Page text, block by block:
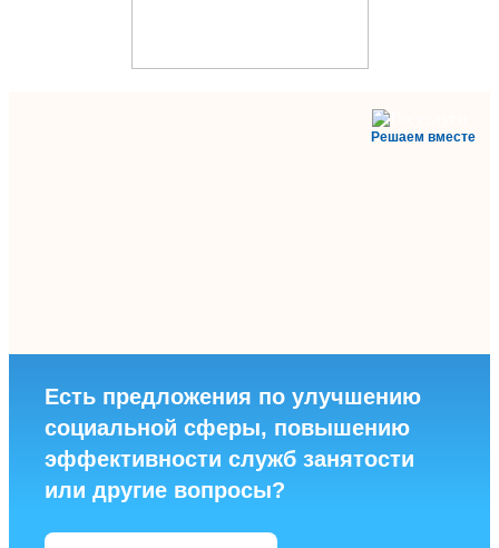
Решаем вместе
Есть предложения по улучшению
социальной сферы, повышению
эффективности служб занятости
или другие вопросы?